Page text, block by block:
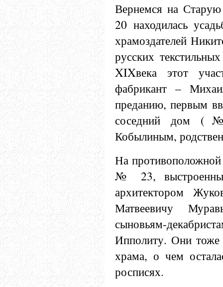
Вернемся на
20 находилась
храмоздателей
русских
XIXвека этот
фабрикант –
преданию, первым
соседний дом (№
Кобылиным,
На противоположной
№ 23,
архитектором
Матвеевичу
сыновьям-
Ипполиту. Они тоже
храма, о чем
росписях.